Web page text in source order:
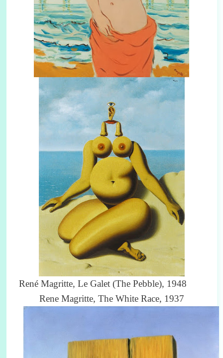
René Magritte, Le Galet (The Pebble), 1948
Rene Magritte, The White Race, 1937